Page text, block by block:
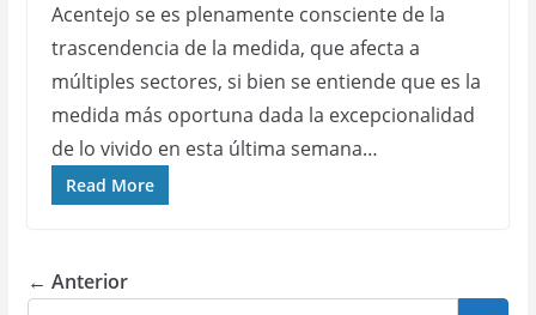
Acentejo se es plenamente consciente de la
trascendencia de la medida, que afecta a
múltiples sectores, si bien se entiende que es la
medida más oportuna dada la excepcionalidad
de lo vivido en esta última semana…
Read More
← Anterior